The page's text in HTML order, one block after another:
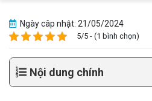
Ngày câp nhật: 21/05/2024
5/5 - (1 bình chọn)
Nội dung chính